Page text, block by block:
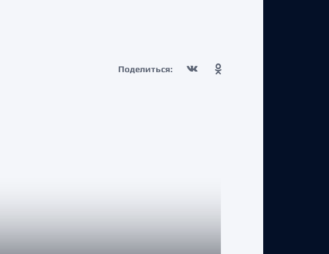
Поделиться: